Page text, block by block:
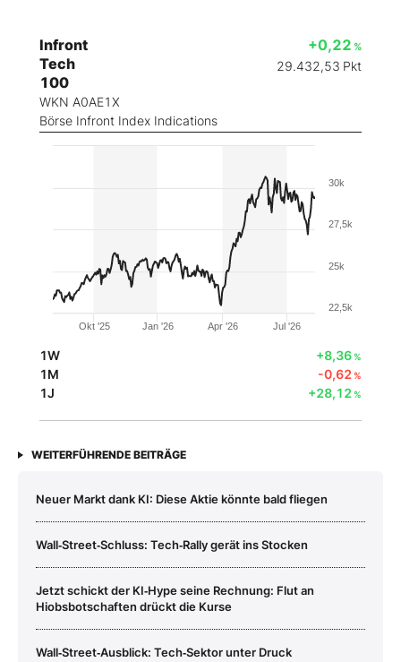
Infront
Tech
100
WKN A0AE1X
Börse Infront Index Indications
+0,22 %
29.432,53 Pkt
Okt '25 Jan '26 Apr '26 Jul '26
22,5k
25k
27,5k
30k
1W +8,36%
1M -0,62%
1J +28,12%
WEITERFÜHRENDE BEITRÄGE
Neuer Markt dank KI: Diese Aktie könnte bald fliegen
Wall‑Street‑Schluss: Tech‑Rally gerät ins Stocken
Jetzt schickt der KI‑Hype seine Rechnung: Flut an
Hiobsbotschaften drückt die Kurse
Wall‑Street‑Ausblick: Tech‑Sektor unter Druck